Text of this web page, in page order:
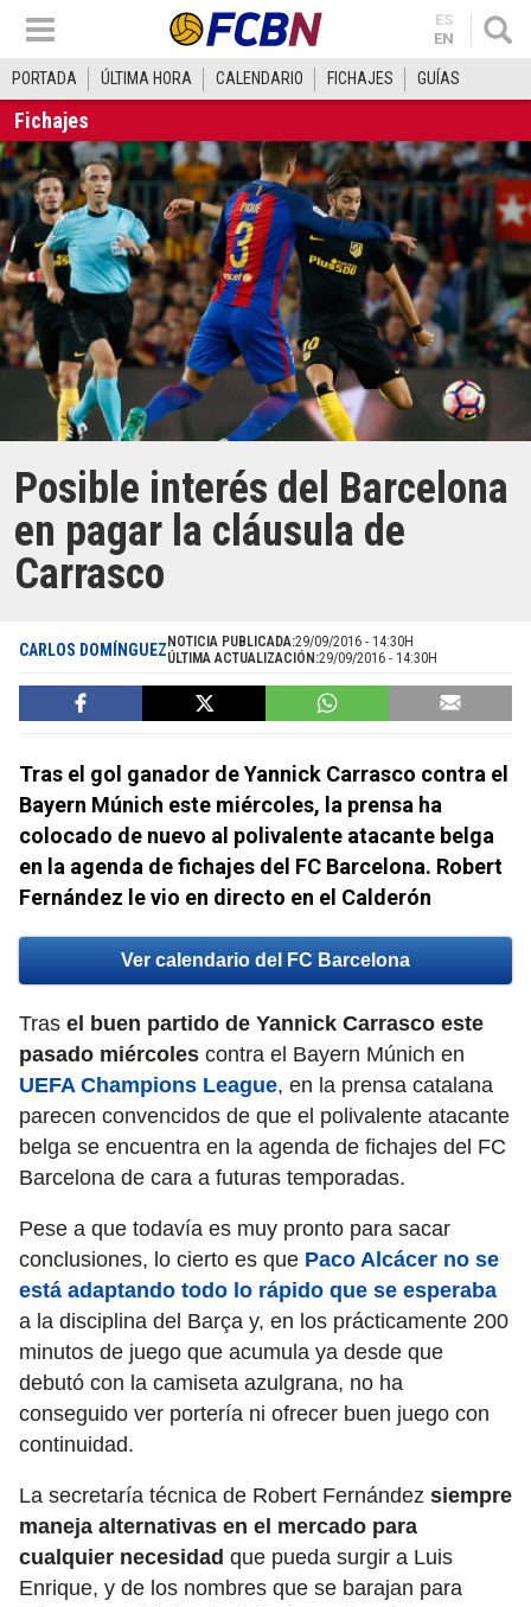
ES
EN
PORTADA ÚLTIMA HORA CALENDARIO FICHAJES GUÍAS
Fichajes
Posible interés del Barcelona
en pagar la cláusula de
Carrasco
CARLOS DOMÍNGUEZ NOTICIA PUBLICADA:29/09/2016 - 14:30H
ÚLTIMA ACTUALIZACIÓN:29/09/2016 - 14:30H
Tras el gol ganador de Yannick Carrasco contra el
Bayern Múnich este miércoles, la prensa ha
colocado de nuevo al polivalente atacante belga
en la agenda de fichajes del FC Barcelona. Robert
Fernández le vio en directo en el Calderón
Ver calendario del FC Barcelona
Tras el buen partido de Yannick Carrasco este
pasado miércoles contra el Bayern Múnich en
UEFA Champions League, en la prensa catalana
parecen convencidos de que el polivalente atacante
belga se encuentra en la agenda de fichajes del FC
Barcelona de cara a futuras temporadas.
Pese a que todavía es muy pronto para sacar
conclusiones, lo cierto es que Paco Alcácer no se
está adaptando todo lo rápido que se esperaba
a la disciplina del Barça y, en los prácticamente 200
minutos de juego que acumula ya desde que
debutó con la camiseta azulgrana, no ha
conseguido ver portería ni ofrecer buen juego con
continuidad.
La secretaría técnica de Robert Fernández siempre
maneja alternativas en el mercado para
cualquier necesidad que pueda surgir a Luis
Enrique, y de los nombres que se barajan para